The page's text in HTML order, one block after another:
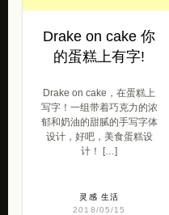
Drake on cake 你
的蛋糕上有字!
Drake on cake，在蛋糕上
写字！一组带着巧克力的浓
郁和奶油的甜腻的手写字体
设计，好吧，美食蛋糕设
计！ […]
灵感 生活
2018/05/15